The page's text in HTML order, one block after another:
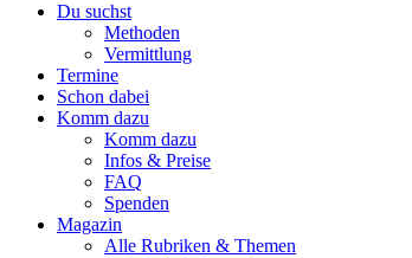
Du suchst
Methoden
Vermittlung
Termine
Schon dabei
Komm dazu
Komm dazu
Infos & Preise
FAQ
Spenden
Magazin
Alle Rubriken & Themen